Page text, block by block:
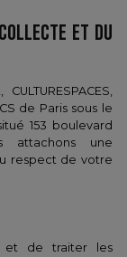
ET DU
de Paris sous le
153 boulevard
attachons une
respect de votre
et de traiter les